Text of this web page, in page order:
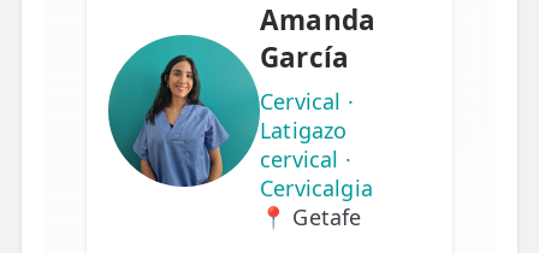
Amanda
García
Cervical ·
Latigazo
cervical ·
Cervicalgia
📍 Getafe